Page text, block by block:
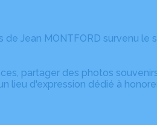
Jean MONTFORD survenu le
partager des photos
lieu d'expression dédié à